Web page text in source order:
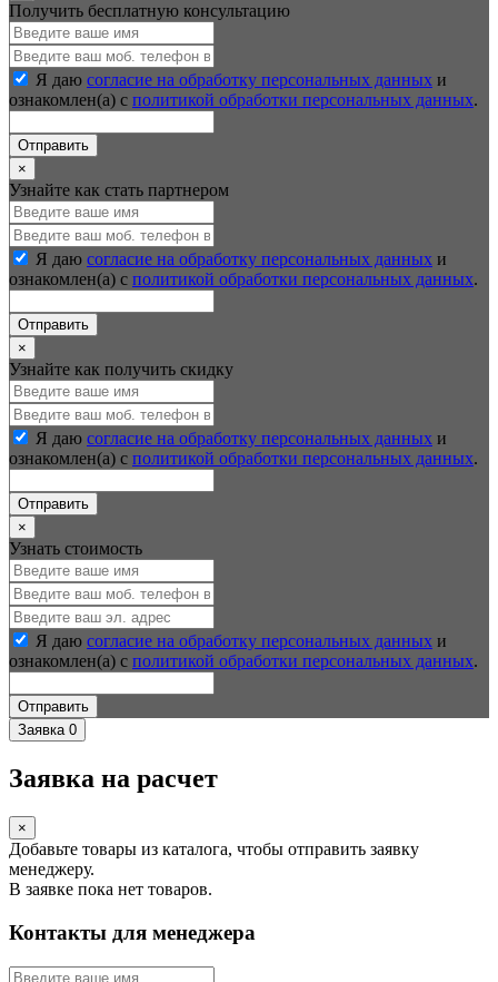
Получить бесплатную консультацию
Я даю согласие на обработку персональных данных и
ознакомлен(а) с политикой обработки персональных данных.
Отправить
×
Узнайте как стать партнером
Я даю согласие на обработку персональных данных и
ознакомлен(а) с политикой обработки персональных данных.
Отправить
×
Узнайте как получить скидку
Я даю согласие на обработку персональных данных и
ознакомлен(а) с политикой обработки персональных данных.
Отправить
×
Узнать стоимость
Я даю согласие на обработку персональных данных и
ознакомлен(а) с политикой обработки персональных данных.
Отправить
Заявка 0
Заявка на расчет
×
Добавьте товары из каталога, чтобы отправить заявку
менеджеру.
В заявке пока нет товаров.
Контакты для менеджера